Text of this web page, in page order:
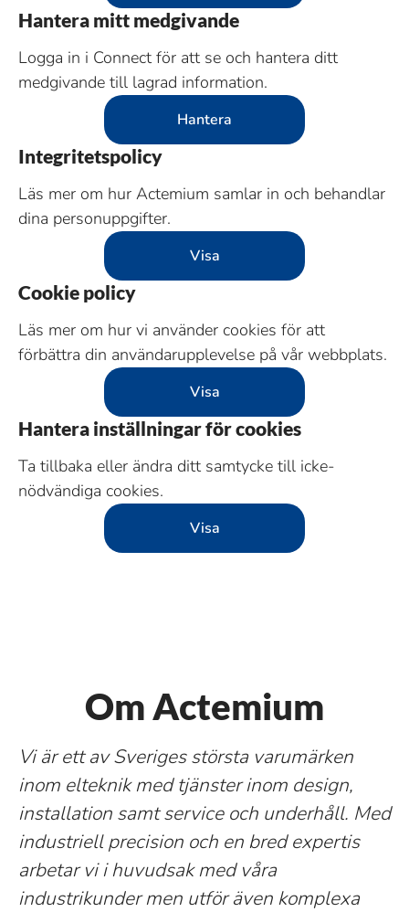
Hantera mitt medgivande
Logga in i Connect för att se och hantera ditt
medgivande till lagrad information.
Hantera
Integritetspolicy
Läs mer om hur Actemium samlar in och behandlar
dina personuppgifter.
Visa
Cookie policy
Läs mer om hur vi använder cookies för att
förbättra din användarupplevelse på vår webbplats.
Visa
Hantera inställningar för cookies
Ta tillbaka eller ändra ditt samtycke till icke-
nödvändiga cookies.
Visa
Om Actemium
Vi är ett av Sveriges största varumärken
inom elteknik med tjänster inom design,
installation samt service och underhåll. Med
industriell precision och en bred expertis
arbetar vi i huvudsak med våra
industrikunder men utför även komplexa